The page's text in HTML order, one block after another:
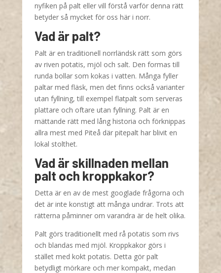
nyfiken på palt eller vill förstå varför denna rätt
betyder så mycket för oss här i norr.
Vad är palt?
Palt är en traditionell norrländsk rätt som görs
av riven potatis, mjöl och salt. Den formas till
runda bollar som kokas i vatten. Många fyller
paltar med fläsk, men det finns också varianter
utan fyllning, till exempel flatpalt som serveras
plattare och oftare utan fyllning. Palt är en
mättande rätt med lång historia och förknippas
allra mest med Piteå där pitepalt har blivit en
lokal stolthet.
Vad är skillnaden mellan
palt och kroppkakor?
Detta är en av de mest googlade frågorna och
det är inte konstigt att många undrar. Trots att
rätterna påminner om varandra är de helt olika.
Palt görs traditionellt med rå potatis som rivs
och blandas med mjöl. Kroppkakor görs i
stället med kokt potatis. Detta gör palt
betydligt mörkare och mer kompakt, medan